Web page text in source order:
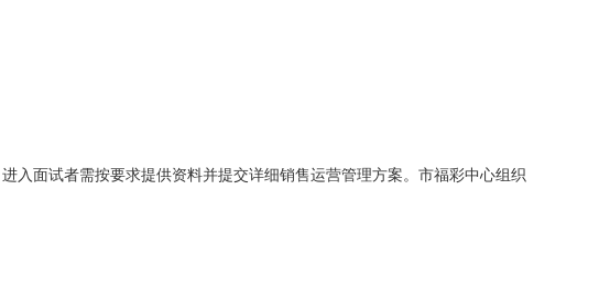
入面试者需按要求提供资料并提交详细销售运营管理方案。市福彩中心组织